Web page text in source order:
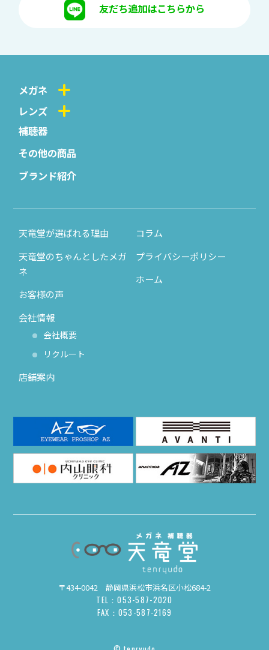
友だち追加はこちらから
メガネ
レンズ
補聴器
その他の商品
ブランド紹介
天竜堂が選ばれる理由
天竜堂のちゃんとしたメガ
ネ
お客様の声
会社情報
会社概要
リクルート
店舗案内
コラム
プライバシーポリシー
ホーム
〒434-0042 静岡県浜松市浜名区小松684-2
TEL：053-587-2020
FAX：053-587-2169